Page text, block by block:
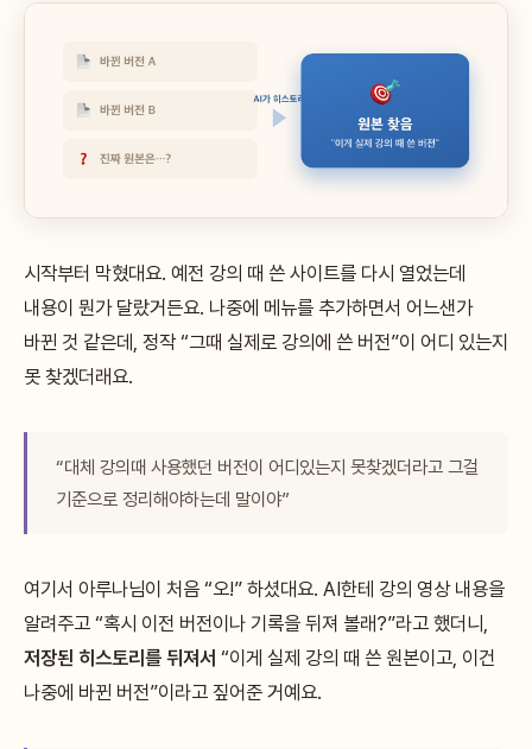
시작부터 막혔대요. 예전 강의 때 쓴 사이트를 다시 열었는데
내용이 뭔가 달랐거든요. 나중에 메뉴를 추가하면서 어느샌가
바뀐 것 같은데, 정작 “그때 실제로 강의에 쓴 버전”이 어디 있는지
못 찾겠더래요.
“대체 강의때 사용했던 버전이 어디있는지 못찾겠더라고 그걸
기준으로 정리해야하는데 말이야”
여기서 아루나님이 처음 “오!” 하셨대요. AI한테 강의 영상 내용을
알려주고 “혹시 이전 버전이나 기록을 뒤져 볼래?”라고 했더니,
저장된 히스토리를 뒤져서 “이게 실제 강의 때 쓴 원본이고, 이건
나중에 바뀐 버전”이라고 짚어준 거예요.